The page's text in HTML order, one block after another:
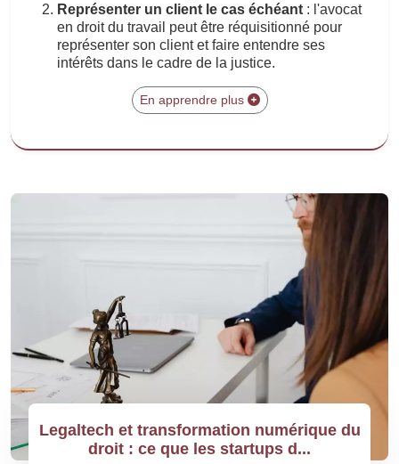
Représenter un client le cas échéant : l'avocat
en droit du travail peut être réquisitionné pour
représenter son client et faire entendre ses
intérêts dans le cadre de la justice.
En apprendre plus
Legaltech et transformation numérique du
droit : ce que les startups d...